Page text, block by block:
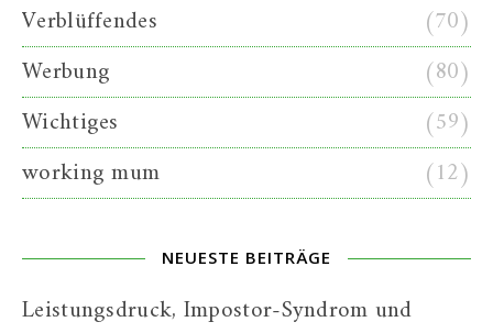
Verblüffendes
(70)
Werbung
(80)
Wichtiges
(59)
working mum
(12)
NEUESTE BEITRÄGE
Leistungsdruck, Impostor-Syndrom und